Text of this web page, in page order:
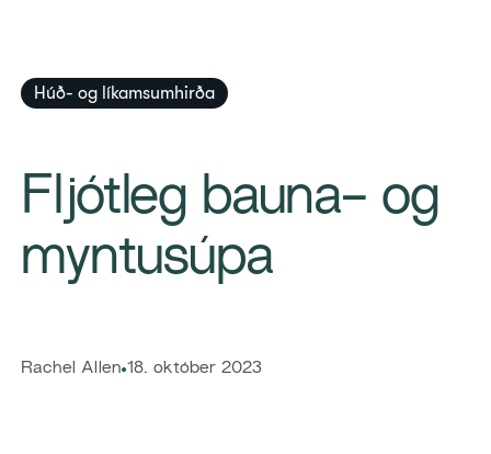
Húð- og líkamsumhirða
​Fljótleg bauna- og
myntusúpa
​​Rachel Allen​ 18. október 2023